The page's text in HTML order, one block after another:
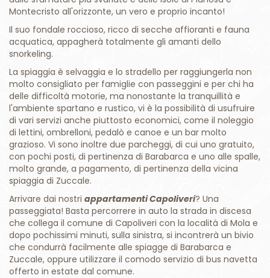
Montecristo all'orizzonte, un vero e proprio incanto!
Il suo fondale roccioso, ricco di secche affioranti e fauna
acquatica, appagherà totalmente gli amanti dello
snorkeling.
La spiaggia è selvaggia e lo stradello per raggiungerla non
molto consigliato per famiglie con passeggini e per chi ha
delle difficoltà motorie, ma nonostante la tranquillità e
l'ambiente spartano e rustico, vi è la possibilità di usufruire
di vari servizi anche piuttosto economici, come il noleggio
di lettini, ombrelloni, pedalò e canoe e un bar molto
grazioso. Vi sono inoltre due parcheggi, di cui uno gratuito,
con pochi posti, di pertinenza di Barabarca e uno alle spalle,
molto grande, a pagamento, di pertinenza della vicina
spiaggia di Zuccale.
Arrivare dai nostri appartamenti Capoliveri? Una
passeggiata! Basta percorrere in auto la strada in discesa
che collega il comune di Capoliveri con la località di Mola e
dopo pochissimi minuti, sulla sinistra, si incontrerà un bivio
che condurrà facilmente alle spiagge di Barabarca e
Zuccale, oppure utilizzare il comodo servizio di bus navetta
offerto in estate dal comune.